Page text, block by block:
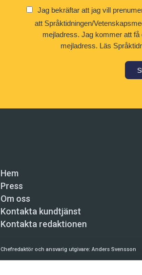
Jag bekräftar att jag vill
att Språktidningen/
mejladress. Jag kommer att
mejladress. Läs
Hem
Press
Om oss
Kontakta kundtjänst
Kontakta redaktionen
Chefredaktör och ansvarig utgivare:Anders Svensson